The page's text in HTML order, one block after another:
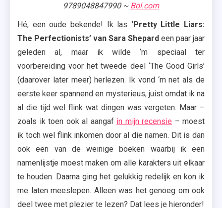
9789048847990 ~ Bol.com
Hé, een oude bekende! Ik las ‘Pretty Little Liars:
The Perfectionists’ van Sara Shepard een paar jaar
geleden al, maar ik wilde ‘m speciaal ter
voorbereiding voor het tweede deel ‘The Good Girls’
(daarover later meer) herlezen. Ik vond ‘m net als de
eerste keer spannend en mysterieus, juist omdat ik na
al die tijd wel flink wat dingen was vergeten. Maar –
zoals ik toen ook al aangaf in mijn recensie – moest
ik toch wel flink inkomen door al die namen. Dit is dan
ook een van de weinige boeken waarbij ik een
namenlijstje moest maken om alle karakters uit elkaar
te houden. Daarna ging het gelukkig redelijk en kon ik
me laten meeslepen. Alleen was het genoeg om ook
deel twee met plezier te lezen? Dat lees je hieronder!